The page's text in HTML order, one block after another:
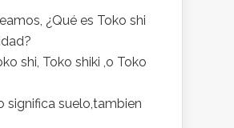
¿Qué es Toko shi
shi, Toko shiki ,o Toko
significa suelo,tambien